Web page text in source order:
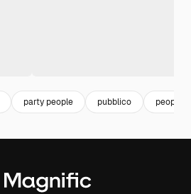
party people pubblico people